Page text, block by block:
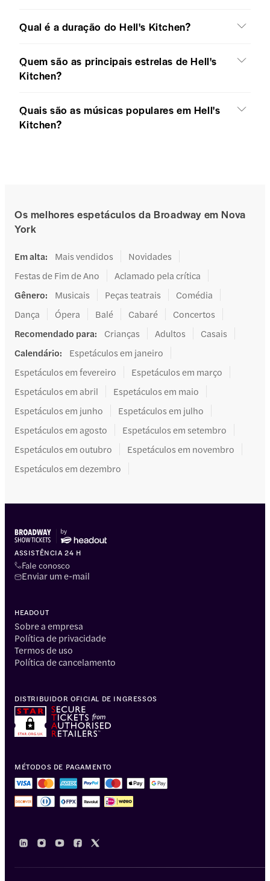
Qual é a duração do Hell's Kitchen?
Quem são as principais estrelas de Hell's
Kitchen?
Quais são as músicas populares em Hell's
Kitchen?
Os melhores espetáculos da Broadway em Nova
York
Em alta: Mais vendidos
Novidades
Festas de Fim de Ano
Aclamado pela crítica
Gênero: Musicais Peças teatrais
Comédia
Dança
Ópera Balé Cabaré
Concertos
Recomendado para: Crianças Adultos
Casais
Calendário:
Espetáculos em janeiro
Espetáculos em fevereiro
Espetáculos em março
Espetáculos em abril
Espetáculos em maio
Espetáculos em junho
Espetáculos em julho
Espetáculos em agosto
Espetáculos em setembro
Espetáculos em outubro
Espetáculos em novembro
Espetáculos em dezembro
ASSISTÊNCIA 24 H
Fale conosco
Enviar um e-mail
HEADOUT
Sobre a empresa
Política de privacidade
Termos de uso
Política de cancelamento
MÉTODOS DE PAGAMENTO
DISTRIBUIDOR OFICIAL DE INGRESSOS